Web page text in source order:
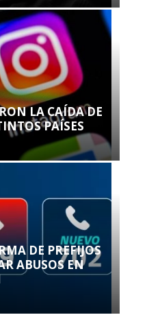
LA CAÍDA DE
PAÍSES
DE PREFIJOS
ABUSOS EN